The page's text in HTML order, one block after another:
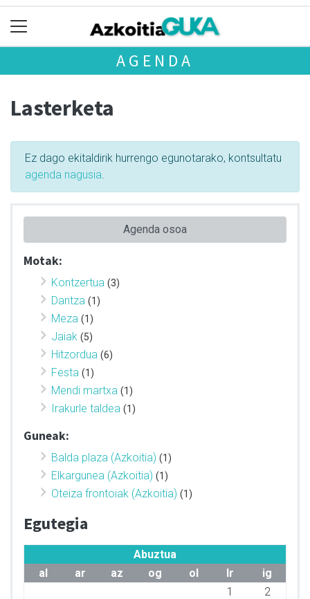
AGENDA
Lasterketa
Ez dago ekitaldirik hurrengo egunotarako, kontsultatu
agenda nagusia
Agenda osoa
Motak:
Kontzertua (3)
Dantza (1)
Meza (1)
Jaiak (5)
Hitzordua (6)
Festa (1)
Mendi martxa (1)
Irakurle taldea (1)
Guneak:
Balda plaza (Azkoitia) (1)
Elkargunea (Azkoitia) (1)
Oteiza frontoiak (Azkoitia) (1)
Egutegia
Abuztua
al
ar az og ol lr
ig
1
2